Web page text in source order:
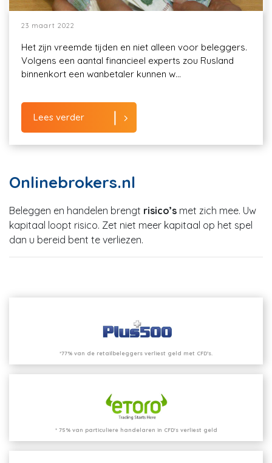
23 maart 2022
Het zijn vreemde tijden en niet alleen voor beleggers.
Volgens een aantal financieel experts zou Rusland
binnenkort een wanbetaler kunnen w...
Lees verder
Onlinebrokers.nl
Beleggen en handelen brengt risico’s met zich mee. Uw
kapitaal loopt risico. Zet niet meer kapitaal op het spel
dan u bereid bent te verliezen.
*77% van de retailbeleggers verliest geld met CFD’s.
* 75% van particuliere handelaren in CFD's verliest geld